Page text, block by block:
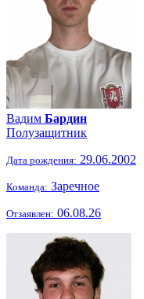
Вадим Бардин
Полузащитник
Дата рождения: 29.06.2002
Команда: Заречное
Отзаявлен: 06.08.26